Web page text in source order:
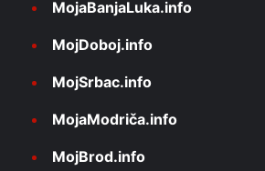
MojaBanjaLuka.info
MojDoboj.info
MojSrbac.info
MojaModriča.info
MojBrod.info